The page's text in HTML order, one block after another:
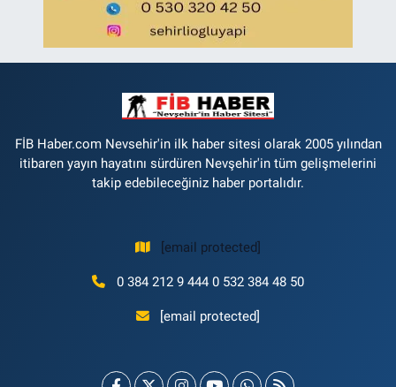
FİB Haber.com Nevsehir'in ilk haber sitesi olarak 2005 yılından
itibaren yayın hayatını sürdüren Nevşehir'in tüm gelişmelerini
takip edebileceğiniz haber portalıdır.
[email protected]
0 384 212 9 444 0 532 384 48 50
[email protected]